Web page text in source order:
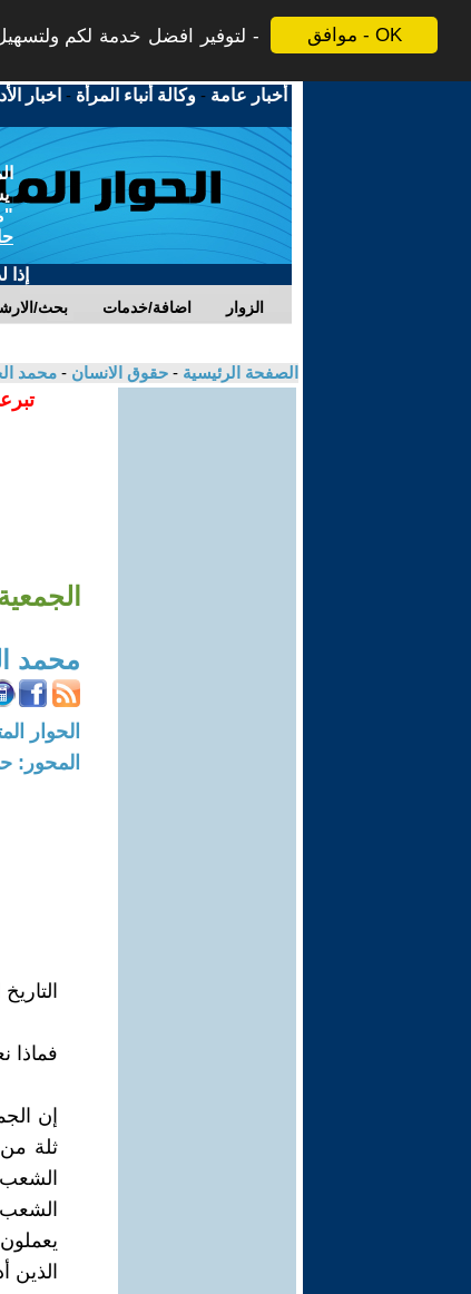
موافق - OK
لتوفير افضل خدمة لكم
أخبار عامة -وكالة أنباء المرأة - اخبار
بحث/ اضافة/خدمات الزوار
الصفحة الرئيسية - حقوق الانسان - محمد
محمد
الحوار المتمدن-
المحور:
فماذا
ثلة من
الذين